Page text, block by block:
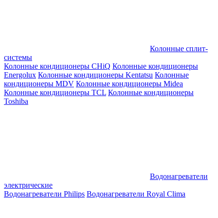
Колонные сплит-
системы
Колонные кондиционеры CHiQ Колонные кондиционеры
Energolux Колонные кондиционеры Kentatsu Колонные
кондиционеры MDV Колонные кондиционеры Midea
Колонные кондиционеры TCL Колонные кондиционеры
Toshiba
Водонагреватели
электрические
Водонагреватели Philips Водонагреватели Royal Clima